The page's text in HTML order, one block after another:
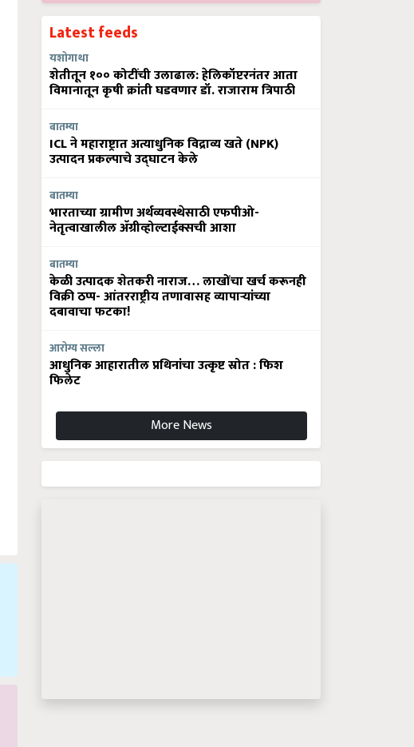
Latest feeds
यशोगाथा
शेतीतून १०० कोटींची उलाढाल: हेलिकॉप्टरनंतर आता
विमानातून कृषी क्रांती घडवणार डॉ. राजाराम त्रिपाठी
बातम्या
ICL ने महाराष्ट्रात अत्याधुनिक विद्राव्य खते (NPK)
उत्पादन प्रकल्पाचे उद्घाटन केले
बातम्या
भारताच्या ग्रामीण अर्थव्यवस्थेसाठी एफपीओ-
नेतृत्वाखालील अ‍ॅग्रीव्होल्टाईक्सची आशा
बातम्या
केळी उत्पादक शेतकरी नाराज… लाखोंचा खर्च करूनही
विक्री ठप्प- आंतरराष्ट्रीय तणावासह व्यापाऱ्यांच्या
दबावाचा फटका!
आरोग्य सल्ला
आधुनिक आहारातील प्रथिनांचा उत्कृष्ट स्रोत : फिश
फिलेट
More News